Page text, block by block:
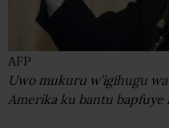
AFP
Uwo mukuru w’igihugu
Amerika ku bantu